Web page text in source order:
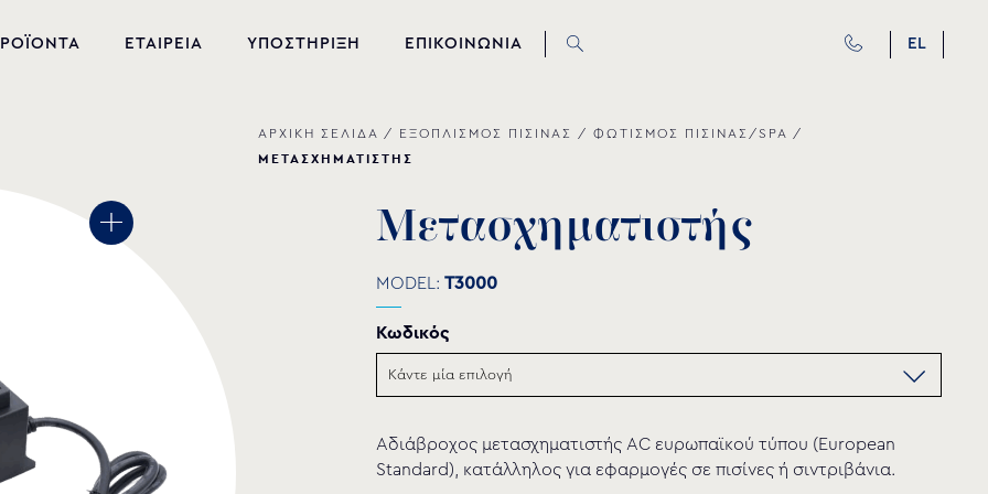
EL
ΑΝΤΛΙΕΣ ΥΔΑΤΩΝ
ΧΗΜΙΚΑ ΠΙΣΙΝΑΣ
ΕΤΑΙΡΕΙΑ ΥΠΟΣΤΗΡΙΞΗ ΕΠΙΚΟΙΝΩΝΙΑ
ΑΡΧΙΚΗ ΣΕΛΙΔΑ / ΕΞΟΠΛΙΣΜΟΣ ΠΙΣΙΝΑΣ / ΦΩΤΙΣΜΟΣ ΠΙΣΙΝΑΣ/SPA /
ΜΕΤΑΣΧΗΜΑΤΙΣΤΗΣ
Μετασχηματιστής
MODEL: T3000
Κωδικός
Αδιάβροχος μετασχηματιστής AC ευρωπαϊκού τύπου (European
Standard), κατάλληλος για εφαρμογές σε πισίνες ή σιντριβάνια.